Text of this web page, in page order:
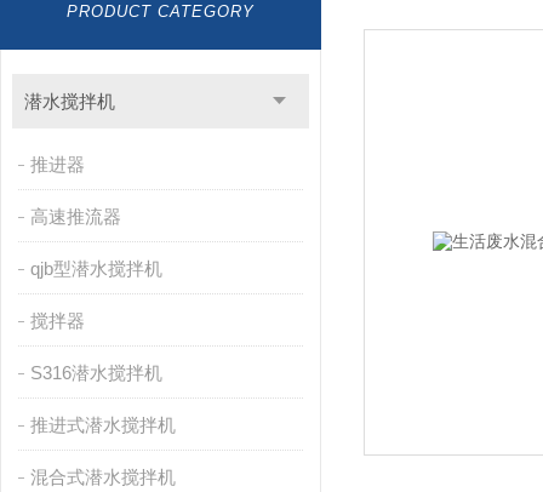
PRODUCT CATEGORY
潜水搅拌机
推进器
高速推流器
qjb型潜水搅拌机
搅拌器
S316潜水搅拌机
推进式潜水搅拌机
混合式潜水搅拌机